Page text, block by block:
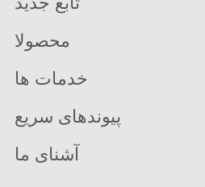
محصولا
خدمات ها
پیوندهای سریع
آشنای ما